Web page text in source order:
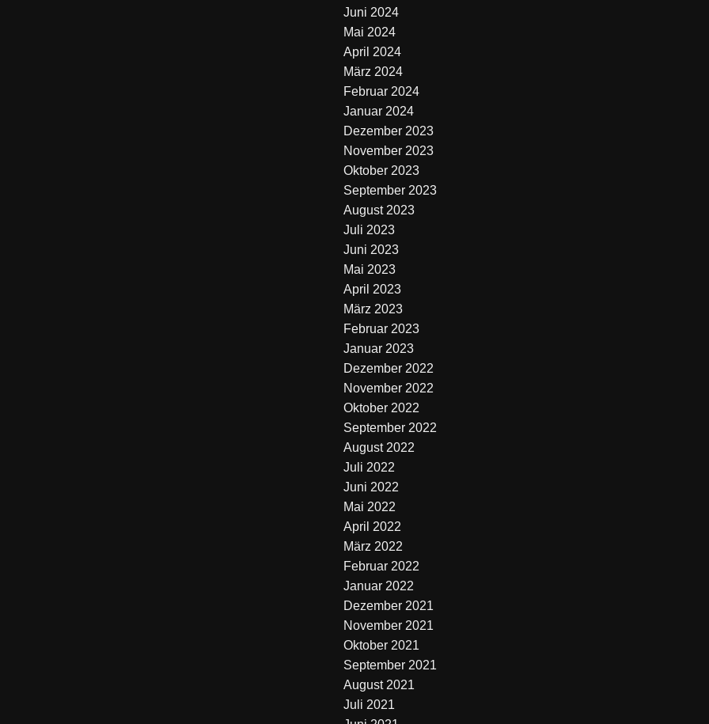
Juni 2024
Mai 2024
April 2024
März 2024
Februar 2024
Januar 2024
Dezember 2023
November 2023
Oktober 2023
September 2023
August 2023
Juli 2023
Juni 2023
Mai 2023
April 2023
März 2023
Februar 2023
Januar 2023
Dezember 2022
November 2022
Oktober 2022
September 2022
August 2022
Juli 2022
Juni 2022
Mai 2022
April 2022
März 2022
Februar 2022
Januar 2022
Dezember 2021
November 2021
Oktober 2021
September 2021
August 2021
Juli 2021